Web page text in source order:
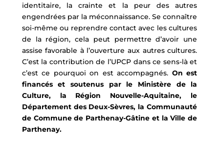
identitaire, la crainte et la peur des autres
engendrées par la méconnaissance. Se connaître
soi-même ou reprendre contact avec les cultures
de la région, cela peut permettre d’avoir une
assise favorable à l’ouverture aux autres cultures.
C’est la contribution de l’UPCP dans ce sens-là et
c’est ce pourquoi on est accompagnés. On est
financés et soutenus par le Ministère de la
Culture, la Région Nouvelle-Aquitaine, le
Département des Deux-Sèvres, la Communauté
de Commune de Parthenay-Gâtine et la Ville de
Parthenay.